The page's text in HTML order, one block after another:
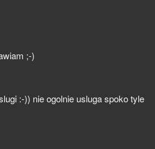
;-)
:-)) nie ogolnie usluga spoko tyle